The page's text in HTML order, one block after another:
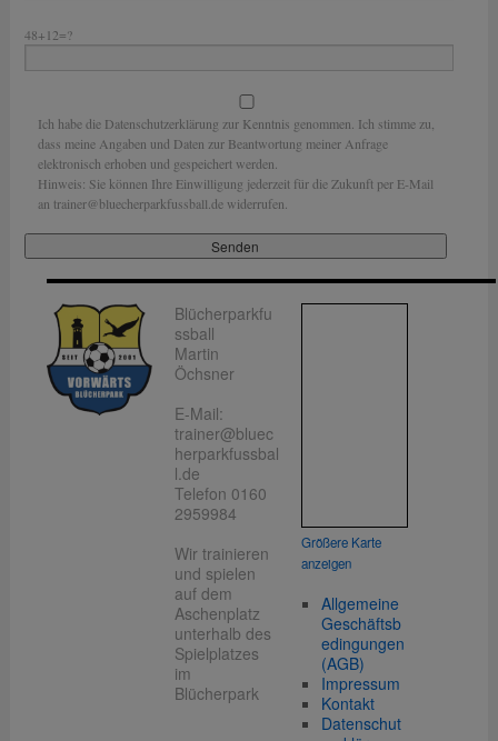
48+12=?
Ich habe die Datenschutzerklärung zur Kenntnis genommen. Ich stimme zu,
dass meine Angaben und Daten zur Beantwortung meiner Anfrage
elektronisch erhoben und gespeichert werden.
Hinweis: Sie können Ihre Einwilligung jederzeit für die Zukunft per E-Mail
an trainer@bluecherparkfussball.de widerrufen.
Blücherparkfu
ssball
Martin
Öchsner
E-Mail:
trainer@bluec
herparkfussbal
l.de
Telefon 0160
2959984
Wir trainieren
und spielen
auf dem
Aschenplatz
unterhalb des
Spielplatzes
im
Blücherpark
Größere Karte
anzeigen
Allgemeine
Geschäftsb
edingungen
(AGB)
Impressum
Kontakt
Datenschut